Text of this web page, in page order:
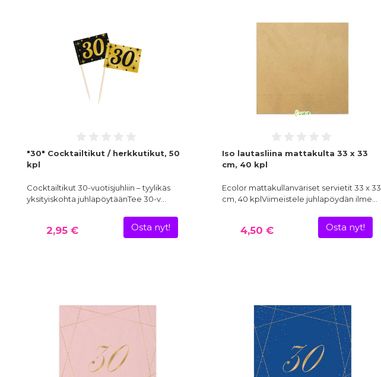
"30" Cocktailtikut / herkkutikut, 50
kpl
Cocktailtikut 30-vuotisjuhliin – tyylikäs
yksityiskohta juhlapöytäänTee 30-v…
2,95 € Osta nyt!
Iso lautasliina mattakulta 33 x 33
cm, 40 kpl
Ecolor mattakullanväriset servietit 33 x 33
cm, 40 kplViimeistele juhlapöydän ilme…
4,50 € Osta nyt!